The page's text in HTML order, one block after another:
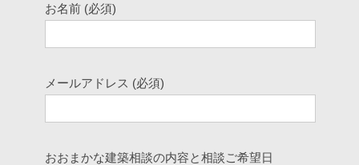
お名前 (必須)
メールアドレス (必須)
おおまかな建築相談の内容と相談ご希望日